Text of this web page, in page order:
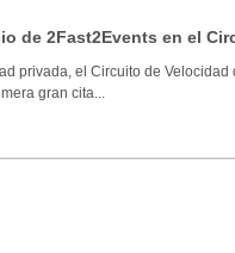
de 2Fast2Events en el
privada, el Circuito de Velocidad
gran cita...